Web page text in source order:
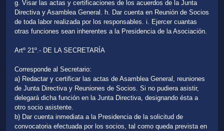
g. Visar las actas y certificaciones de los acuerdos de la Junta
Directiva y Asamblea General. h. Dar cuenta en Reunión de Socios
de toda labor realizada por los responsables. i. Ejercer cuantas
otras funciones sean inherentes a la Presidencia de la Asociación.
Artº 21º.- DE LA SECRETARÍA
Corresponde al Secretario:
a) Redactar y certificar las actas de Asamblea General, reuniones
de Junta Directiva y Reuniones de Socios. Si no pudiera asistir,
delegará dicha función en la Junta Directiva, designando ésta a
otro socio asistente.
b) Dar cuenta inmediata a la Presidencia de la solicitud de
convocatoria efectuada por los socios, tal como queda prevista en